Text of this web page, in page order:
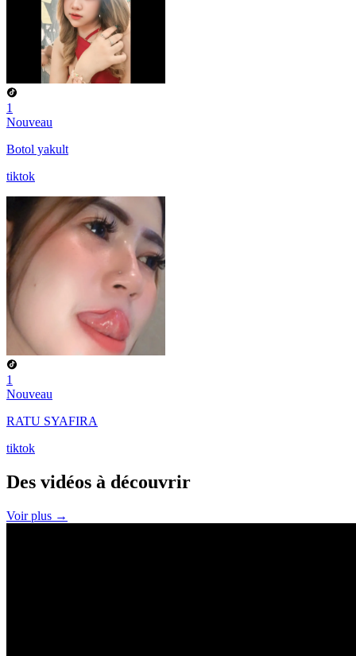
1
Nouveau
Botol yakult
tiktok
1
Nouveau
RATU SYAFIRA
tiktok
Des vidéos à découvrir
Voir plus →